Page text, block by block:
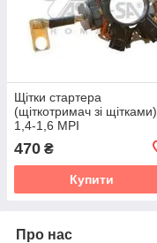
Щітки стартера
(щіткотримач зі щітками)
1,4-1,6 MPI
ASAM 30228
470 ₴
Купити
Про нас